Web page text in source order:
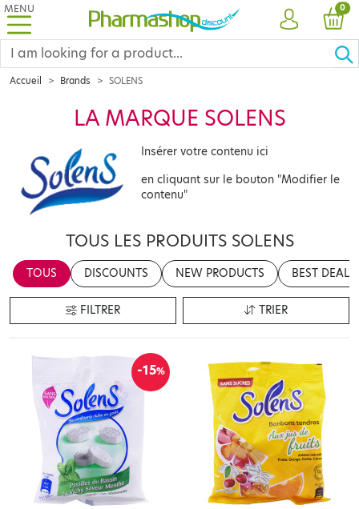
MENU
ACCOUNT
0
Accueil Brands SOLENS
LA MARQUE SOLENS
Insérer votre contenu ici
en cliquant sur le bouton "Modifier le
contenu"
TOUS LES PRODUITS SOLENS
TOUS DISCOUNTS NEW PRODUCTS BEST DEALS
FILTRER TRIER
-15%